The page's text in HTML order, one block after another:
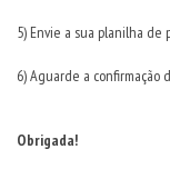
5) Envie a sua planilha de
6) Aguarde a confirmação
Obrigada!